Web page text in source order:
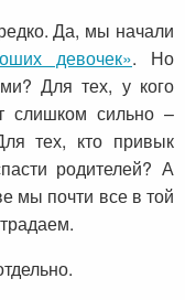
Да, мы начали
девочек». Но
Для тех, у кого
слишком сильно –
тех, кто привык
родителей? А
мы почти все в той